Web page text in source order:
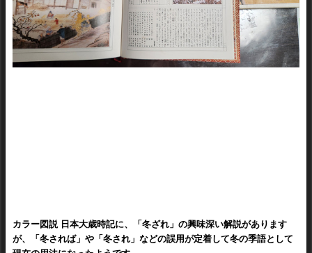
カラー図説 日本大歳時記に、「冬ざれ」の興味深い解説があります
が、「冬されば」や「冬され」などの誤用が定着して冬の季語として